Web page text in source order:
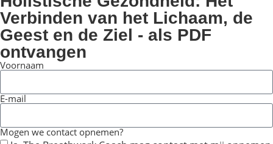
Verbinden van het Lichaam, de
Geest en de Ziel - als PDF
ontvangen
Voornaam
E-mail
Mogen we contact opnemen?